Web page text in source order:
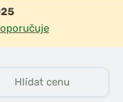
Hlídat cenu